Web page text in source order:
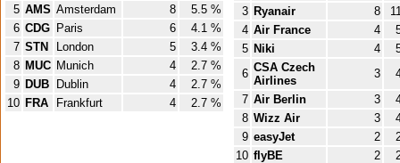
5 AMS Amsterdam 8
5.5 %
6 CDG Paris 6
4.1 %
7 STN London 5
3.4 %
8 MUC Munich 4
2.7 %
9 DUB Dublin 4
2.7 %
10 FRA Frankfurt 4 2.7 %
3 Ryanair 8
4 Air France 4
5 Niki 4
6 CSA Czech
Airlines
3
7 Air Berlin 3
8 Wizz Air 3
9 easyJet 2
10 flyBE 2